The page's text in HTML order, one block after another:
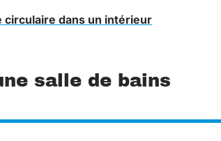
circulaire dans un intérieur
salle de bains